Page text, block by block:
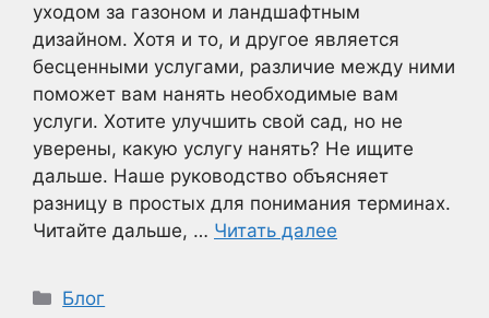
уходом за газоном и ландшафтным
дизайном. Хотя и то, и другое является
бесценными услугами, различие между ними
поможет вам нанять необходимые вам
услуги. Хотите улучшить свой сад, но не
уверены, какую услугу нанять? Не ищите
дальше. Наше руководство объясняет
разницу в простых для понимания терминах.
Читайте дальше, … Читать далее
Рубрики
Блог